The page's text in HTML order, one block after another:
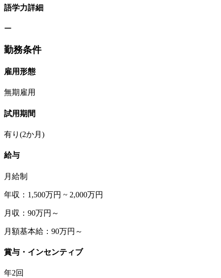
語学力詳細
ー
勤務条件
雇用形態
無期雇用
試用期間
有り(2か月)
給与
月給制
年収：1,500万円 ~ 2,000万円
月収：90万円～
月額基本給：90万円～
賞与・インセンティブ
年2回